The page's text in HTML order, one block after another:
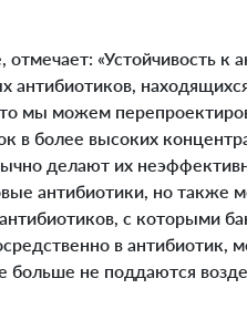
«Устойчивость к
антибиотиков,
мы можем
в более высоких
делают их
антибиотики, но также
с которыми
в антибиотик,
больше не поддаются